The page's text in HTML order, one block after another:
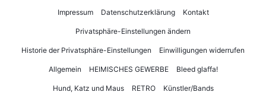
Impressum Datenschutzerklärung Kontakt
Privatsphäre-Einstellungen ändern
Historie der Privatsphäre-Einstellungen Einwilligungen widerrufen
Allgemein HEIMISCHES GEWERBE Bleed glaffa!
Hund, Katz und Maus RETRO Künstler/Bands